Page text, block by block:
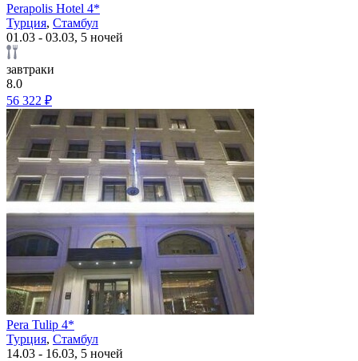
Perapolis Hotel 4*
Турция, Стамбул
01.03 - 03.03, 5 ночей
завтраки
8.0
56 322 ₽
Pera Tulip 4*
Турция, Стамбул
14.03 - 16.03, 5 ночей